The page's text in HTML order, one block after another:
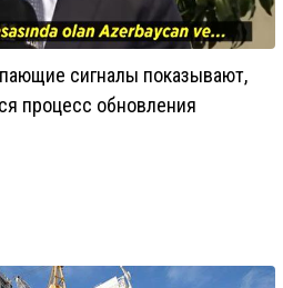
сигналы показывают,
процесс обновления